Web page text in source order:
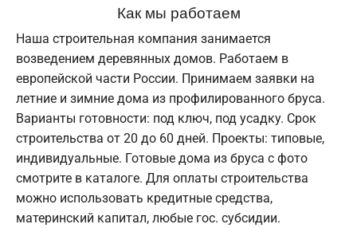
Как мы работаем
Наша строительная компания занимается
возведением деревянных домов. Работаем в
европейской части России. Принимаем заявки на
летние и зимние дома из профилированного бруса.
Варианты готовности: под ключ, под усадку. Срок
строительства от 20 до 60 дней. Проекты: типовые,
индивидуальные. Готовые дома из бруса с фото
смотрите в каталоге. Для оплаты строительства
можно использовать кредитные средства,
материнский капитал, любые гос. субсидии.